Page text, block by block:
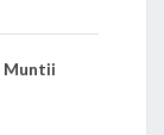
Muntii